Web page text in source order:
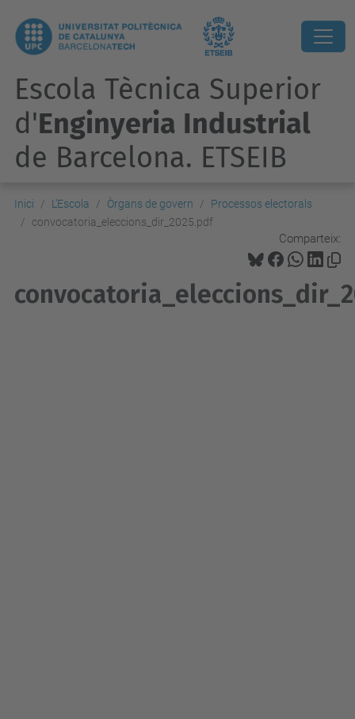
Escola Tècnica Superior
d'Enginyeria Industrial
de Barcelona. ETSEIB
Inici L'Escola Òrgans de govern
Processos electorals
convocatoria_eleccions_dir_2025.pdf
Comparteix: